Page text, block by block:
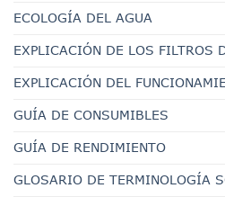
ECOLOGÍA DEL AGUA
EXPLICACIÓN DE LOS FILTROS
EXPLICACIÓN DEL
GUÍA DE CONSUMIBLES
GUÍA DE RENDIMIENTO
GLOSARIO DE TERMINOLOGÍA